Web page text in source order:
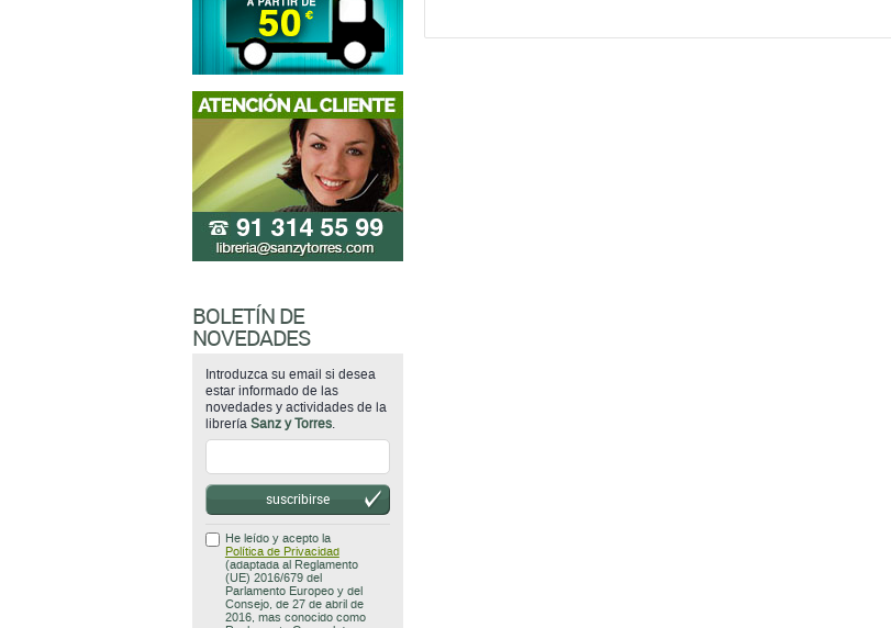
BOLETÍN DE
NOVEDADES
Introduzca su email si desea
estar informado de las
novedades y actividades de la
librería Sanz y Torres.
suscribirse
He leído y acepto la
Política de Privacidad
(adaptada al Reglamento
(UE) 2016/679 del
Parlamento Europeo y del
Consejo, de 27 de abril de
2016, mas conocido como